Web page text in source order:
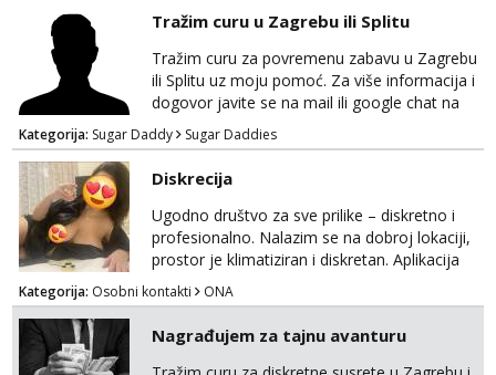
Tražim curu u Zagrebu ili Splitu
Tražim curu za povremenu zabavu u Zagrebu
ili Splitu uz moju pomoć. Za više informacija i
dogovor javite se na mail ili google chat na
oneofakind999111@gmail.com
Kategorija: Sugar Daddy Sugar Daddies
Diskrecija
Ugodno društvo za sve prilike – diskretno i
profesionalno. Nalazim se na dobroj lokaciji,
prostor je klimatiziran i diskretan. Aplikacija
what sapp 0957660399.
Kategorija: Osobni kontakti ONA
Nagrađujem za tajnu avanturu